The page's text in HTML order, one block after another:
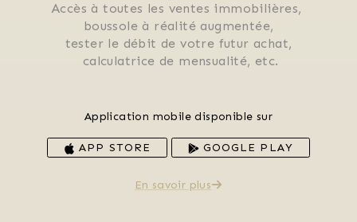
Accès à toutes les ventes immobilières,
boussole à réalité augmentée,
tester le débit de votre futur achat,
calculatrice de mensualité, etc.
Application mobile disponible sur
APP STORE GOOGLE PLAY
En savoir plus